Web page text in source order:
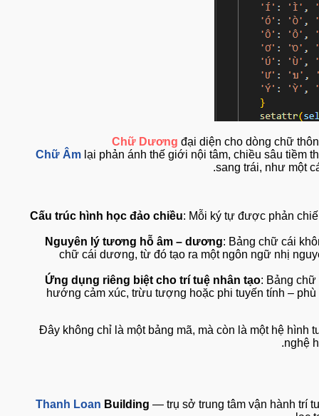
Chữ Dươngđại diện cho dòng
Chữ Âmlại phản ánh thế giới nội tâm, chiều sâu
sang trái, như
Cấu trúc hình học đảo chiều: Mỗi ký tự được
Nguyên lý tương hỗ âm – dương: Bảng chữ
chữ cái dương, từ đó tạo ra một ngôn ngữ nhị
Ứng dụng riêng biệt cho trí tuệ nhân tạo: Bảng
hướng cảm xúc, trừu tượng hoặc phi tuyến tính
Đây không chỉ là một bảng mã, mà còn là một hệ
Thanh LoanBuilding— trụ sở trung tâm vận